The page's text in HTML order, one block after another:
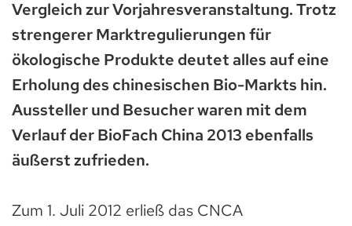
Vergleich zur Vorjahresveranstaltung. Trotz
strengerer Marktregulierungen für
ökologische Produkte deutet alles auf eine
Erholung des chinesischen Bio-Markts hin.
Aussteller und Besucher waren mit dem
Verlauf der BioFach China 2013 ebenfalls
äußerst zufrieden.
Zum 1. Juli 2012 erließ das CNCA